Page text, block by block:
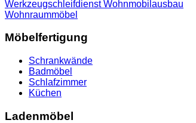
WerkzeugschleifdienstWohnmobilausbau
Wohnraummöbel
Möbelfertigung
Schrankwände
Badmöbel
Schlafzimmer
Küchen
Ladenmöbel